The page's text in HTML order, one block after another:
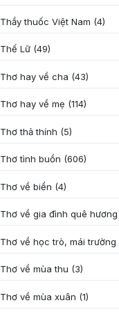
Thầy thuốc Việt Nam (4)
Thế Lữ (49)
Thơ hay về cha (43)
Thơ hay về mẹ (114)
Thơ thả thính (5)
Thơ tình buồn (606)
Thơ về biển (4)
Thơ về gia đình quê hương
Thơ về học trò, mái trường
Thơ về mùa thu (3)
Thơ về mùa xuân (1)